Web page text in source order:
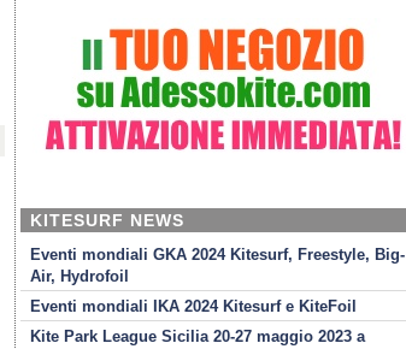
KITESURF NEWS
Eventi mondiali GKA 2024 Kitesurf, Freestyle, Big-
Air, Hydrofoil
Eventi mondiali IKA 2024 Kitesurf e KiteFoil
Kite Park League Sicilia 20-27 maggio 2023 a